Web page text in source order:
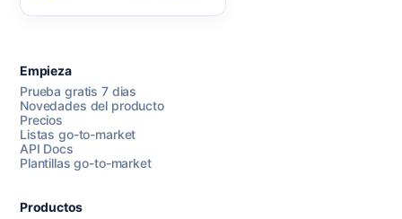
Empieza
Prueba gratis 7 dias
Novedades del producto
Precios
Listas go-to-market
API Docs
Plantillas go-to-market
Productos